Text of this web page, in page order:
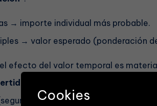
→ importe individual más probable.
→ valor esperado (ponderación
efecto del valor temporal es
terceros): se reconocen
Cookies